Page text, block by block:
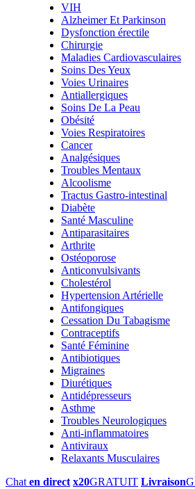
VIH
Alzheimer Et Parkinson
Dysfonction érectile
Chirurgie
Maladies Cardiovasculaires
Soins Des Yeux
Voies Urinaires
Antiallergiques
Soins De La Peau
Obésité
Voies Respiratoires
Cancer
Analgésiques
Troubles Mentaux
Alcoolisme
Tractus Gastro-intestinal
Diabète
Santé Masculine
Antiparasitaires
Arthrite
Ostéoporose
Anticonvulsivants
Cholestérol
Hypertension Artérielle
Antifongiques
Cessation Du Tabagisme
Contraceptifs
Santé Féminine
Antibiotiques
Migraines
Diurétiques
Antidépresseurs
Asthme
Troubles Neurologiques
Anti-inflammatoires
Antiviraux
Relaxants Musculaires
Chat en direct x20GRATUIT Livraison